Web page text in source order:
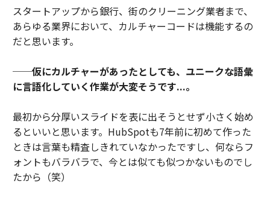
スタートアップから銀行、街のクリーニング業者まで、
あらゆる業界において、カルチャーコードは機能するの
だと思います。
──仮にカルチャーがあったとしても、ユニークな語彙
に言語化していく作業が大変そうです...。
最初から分厚いスライドを表に出そうとせず小さく始め
るといいと思います。HubSpotも7年前に初めて作った
ときは言葉も精査しきれていなかったですし、何ならフ
ォントもバラバラで、今とは似ても似つかないものでし
たから（笑）